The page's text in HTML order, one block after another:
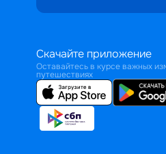
Скачайте приложение
Оставайтесь в курсе важных
путешествиях